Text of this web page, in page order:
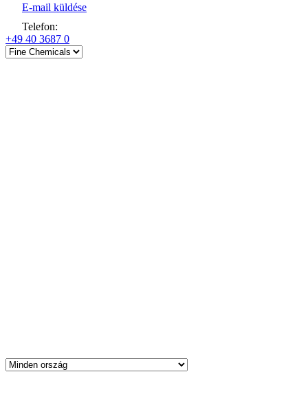
E-mail küldése
Telefon:
+49 40 3687 0